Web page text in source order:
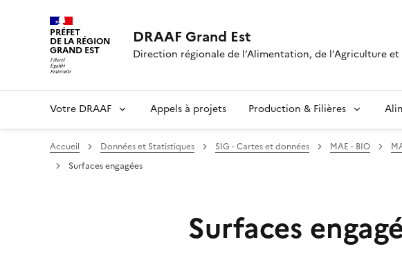
PRÉFET
DE LA RÉGION
GRAND EST
DRAAF Grand Est
Direction régionale de l’Alimentation, de l’Agriculture
Votre DRAAF Appels à projets Production & Filières
Accueil Données et Statistiques SIG - Cartes et données MAE - BIO
Surfaces engagées
Surfaces